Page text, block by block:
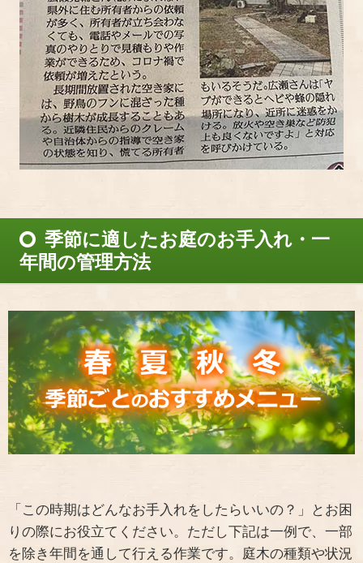
季節に適したお庭のお手入れ・一
年間の管理方法
「この時期はどんなお手入れをしたらいいの？」とお困
りの際にお役立てください。ただし下記は一例で、一部
を除き年間を通して行える作業です。庭木の種類や状況